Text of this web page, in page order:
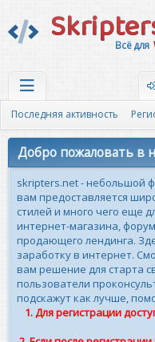
Всё для
Последняя активность
Добро пожаловать в
skripters.net - небольшой
вам предоставляется
стилей и много чего еще
интернет-магазина,
продающего лендинга.
заработку в интернет.
вам решение для старта
пользователи
подскажут как лучше,
1. Для регистрации